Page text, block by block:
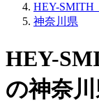
HEY-SMITH
神奈川県
HEY-
の神奈